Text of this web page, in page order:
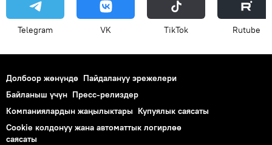
Telegram VK ТikТоk Rutube
Долбоор жөнүндө Пайдалануу эрежелери
Байланыш үчүн Пресс-релиздер
Компаниялардын жаңылыктары Купуялык саясаты
Cookie колдонуу жана автоматтык логирлөө
саясаты